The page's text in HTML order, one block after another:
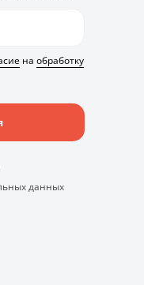
данных
на обработку